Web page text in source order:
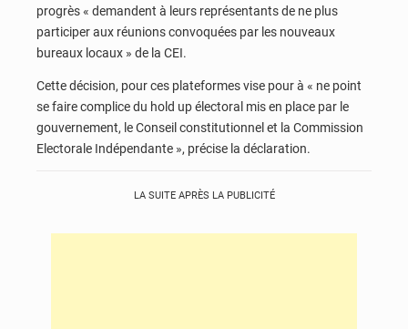
progrès « demandent à leurs représentants de ne plus
participer aux réunions convoquées par les nouveaux
bureaux locaux » de la CEI.
Cette décision, pour ces plateformes vise pour à « ne point
se faire complice du hold up électoral mis en place par le
gouvernement, le Conseil constitutionnel et la Commission
Electorale Indépendante », précise la déclaration.
LA SUITE APRÈS LA PUBLICITÉ